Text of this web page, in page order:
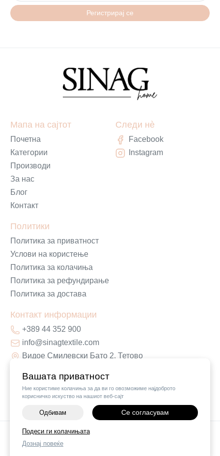
Вашата приватност
Ние користиме колачиња за да ви го овозможиме најдоброто
корисничко искуство на нашиот веб-сајт
Одбивам Се согласувам
Подеси ги колачињата
Дознај повеќе
+
Регистрирај се
Мапа на сајтот
Почетна
Категории
Производи
За нас
Блог
Контакт
Политики
Политика за приватност
Услови на користење
Политика за колачиња
Политика за рефундирање
Политика за достава
Контакт информации
+389 44 352 900
info@sinagtextile.com
Видое Смилевски Бато 2, Тетово
Следи нè
Facebook
Instagram
©2026Vendor x
Поставки за колачиња